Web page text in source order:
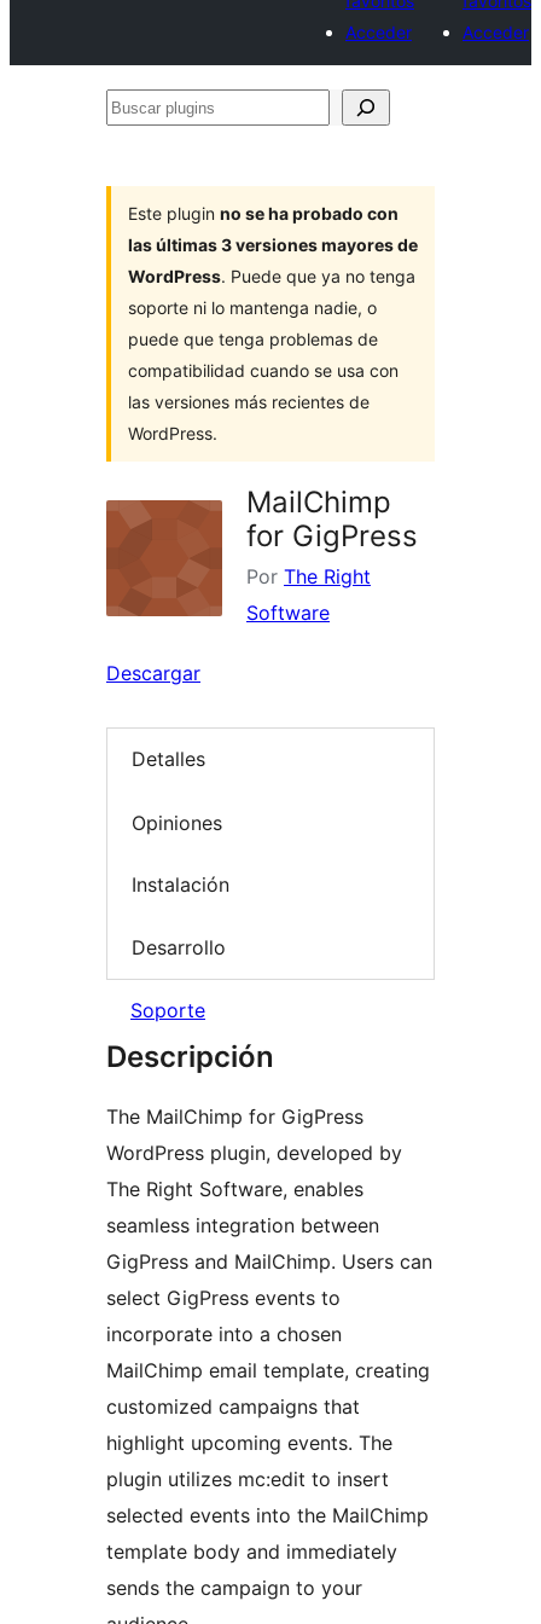
Acceder
Acceder
Buscar
Este plugin no se ha probado con
las últimas 3 versiones mayores de
WordPress. Puede que ya no tenga
soporte ni lo mantenga nadie, o
puede que tenga problemas de
compatibilidad cuando se usa con
las versiones más recientes de
WordPress.
MailChimp
for GigPress
Por The Right
Software
Descargar
Detalles
Opiniones
Instalación
Desarrollo
Soporte
Descripción
The MailChimp for GigPress
WordPress plugin, developed by
The Right Software, enables
seamless integration between
GigPress and MailChimp. Users can
select GigPress events to
incorporate into a chosen
MailChimp email template, creating
customized campaigns that
highlight upcoming events. The
plugin utilizes mc:edit to insert
selected events into the MailChimp
template body and immediately
sends the campaign to your